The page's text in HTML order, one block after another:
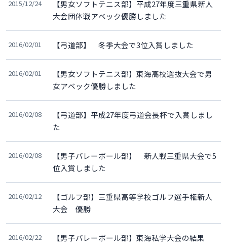
2015/12/24
【男女ソフトテニス部】平成27年度三重県新人
大会団体戦アベック優勝しました
2016/02/01 【弓道部】 冬季大会で3位入賞しました
2016/02/01
【男女ソフトテニス部】東海高校選抜大会で男
女アベック優勝しました
2016/02/08
【弓道部】平成27年度弓道会長杯で入賞しまし
た
2016/02/08
【男子バレーボール部】 新人戦三重県大会で5
位入賞しました
2016/02/12
【ゴルフ部】三重県高等学校ゴルフ選手権新人
大会 優勝
2016/02/22 【男子バレーボール部】東海私学大会の結果